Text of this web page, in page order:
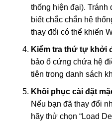
thống hiện đại). Tránh
biết chắc chắn hệ
thay đổi có thể khiến
Kiểm tra thứ tự khởi
bảo ổ cứng chứa hệ
tiên trong danh sách
Khôi phục cài đặt
Nếu bạn đã thay đổi
hãy thử chọn “Load